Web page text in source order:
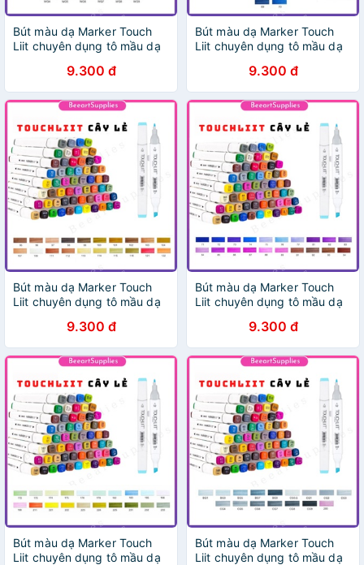
Bút màu dạ Marker Touch
Liit chuyên dụng tô mầu dạ
9.300 đ
Bút màu dạ Marker Touch
Liit chuyên dụng tô mầu dạ
9.300 đ
Bút màu dạ Marker Touch
Liit chuyên dụng tô mầu dạ
9.300 đ
Bút màu dạ Marker Touch
Liit chuyên dụng tô mầu dạ
9.300 đ
Bút màu dạ Marker Touch
Liit chuyên dụng tô mầu dạ
Bút màu dạ Marker Touch
Liit chuyên dụng tô mầu dạ